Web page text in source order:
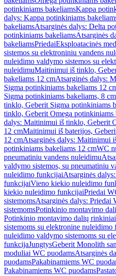
potinkiniams bakeliamsKappa
dalys: Kappa potinkiniams
bakeliamsAtsarginės dalys: Delta
potinkiniams bakeliamsAtsarginės
bakeliamsPriedaiEksploatacinės
sistemos su elektroniniu vandens
nuleidimo valdymo sistemos su
nuleidimuMaitinimui iš tinklo,
bakeliams 12 cmAtsarginės dalys:
Sigma potinkiniams bakeliams 12
Sigma potinkiniams bakeliams, 8 cm
tinklo, Geberit Sigma potinkiniams
tinklo, Geberit Omega potinkiniams
dalys: Maitinimui iš tinklo, Geberit
12 cmMaitinimui iš baterijos,
12 cmAtsarginės dalys: Maitinimui
potinkiniams bakeliams 12 cmWC
pneumatiniu vandens nuleidimu
valdymo sistemos, su pneumatiniu
nuleidimo funkcijaiAtsarginės
funkcijaiVieno kiekio nuleidimo
kiekio nuleidimo funkcijaiPriedai
sistemomsAtsarginės dalys:
sistemomsPotinkinio montavimo
Potinkinio montavimo dalių rinkiniai
sistemoms su elektronine nuleidimo
nuleidimo valdymo sistemoms su
funkcijaJungtysGeberit Monolith
moduliai WC puodamsAtsarginės
puodamsPakabinamiems WC
Pakabinamiems WC puodams